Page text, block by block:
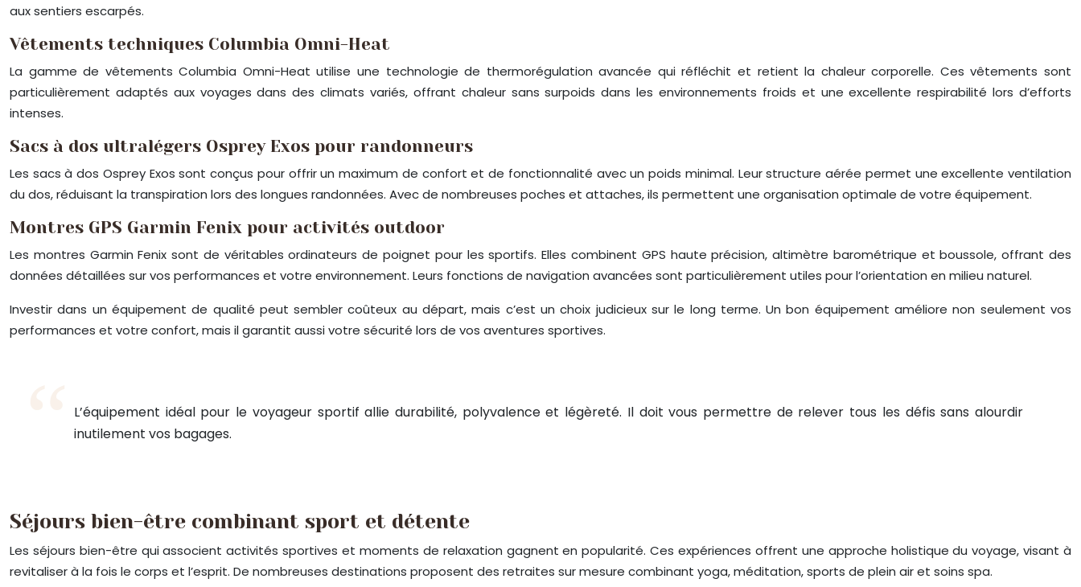
aux sentiers escarpés.
Vêtements techniques Columbia Omni-Heat
La gamme de vêtements Columbia Omni-Heat utilise une technologie de thermorégulation avancée qui réfléchit et retient la chaleur corporelle. Ces vêtements sont
particulièrement adaptés aux voyages dans des climats variés, offrant chaleur sans surpoids dans les environnements froids et une excellente respirabilité lors d’efforts
intenses.
Sacs à dos ultralégers Osprey Exos pour randonneurs
Les sacs à dos Osprey Exos sont conçus pour offrir un maximum de confort et de fonctionnalité avec un poids minimal. Leur structure aérée permet une excellente ventilation
du dos, réduisant la transpiration lors des longues randonnées. Avec de nombreuses poches et attaches, ils permettent une organisation optimale de votre équipement.
Montres GPS Garmin Fenix pour activités outdoor
Les montres Garmin Fenix sont de véritables ordinateurs de poignet pour les sportifs. Elles combinent GPS haute précision, altimètre barométrique et boussole, offrant des
données détaillées sur vos performances et votre environnement. Leurs fonctions de navigation avancées sont particulièrement utiles pour l’orientation en milieu naturel.
Investir dans un équipement de qualité peut sembler coûteux au départ, mais c’est un choix judicieux sur le long terme. Un bon équipement améliore non seulement vos
performances et votre confort, mais il garantit aussi votre sécurité lors de vos aventures sportives.
L’équipement idéal pour le voyageur sportif allie durabilité, polyvalence et légèreté. Il doit vous permettre de relever tous les défis sans alourdir
inutilement vos bagages.
Séjours bien-être combinant sport et détente
Les séjours bien-être qui associent activités sportives et moments de relaxation gagnent en popularité. Ces expériences offrent une approche holistique du voyage, visant à
revitaliser à la fois le corps et l’esprit. De nombreuses destinations proposent des retraites sur mesure combinant yoga, méditation, sports de plein air et soins spa.